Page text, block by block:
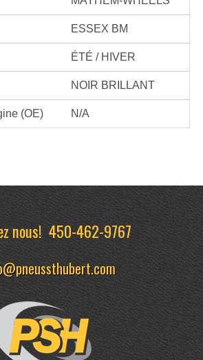
ESSEX BM
ÉTÉ / HIVER
NOIR BRILLANT
(OE) N/A
nous!450-462-9767